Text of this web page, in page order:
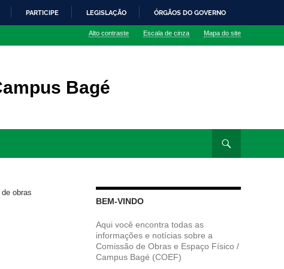
PARTICIPE LEGISLAÇÃO ÓRGÃOS DO GOVERNO
Alto contraste Escala de cinza Mapa do site
Bagé
obras
BEM-VINDO
Aqui você encontra todas as
informações e notícias sobre a
Comissão de Obras e Espaço Físico /
Campus Bagé (COEF)